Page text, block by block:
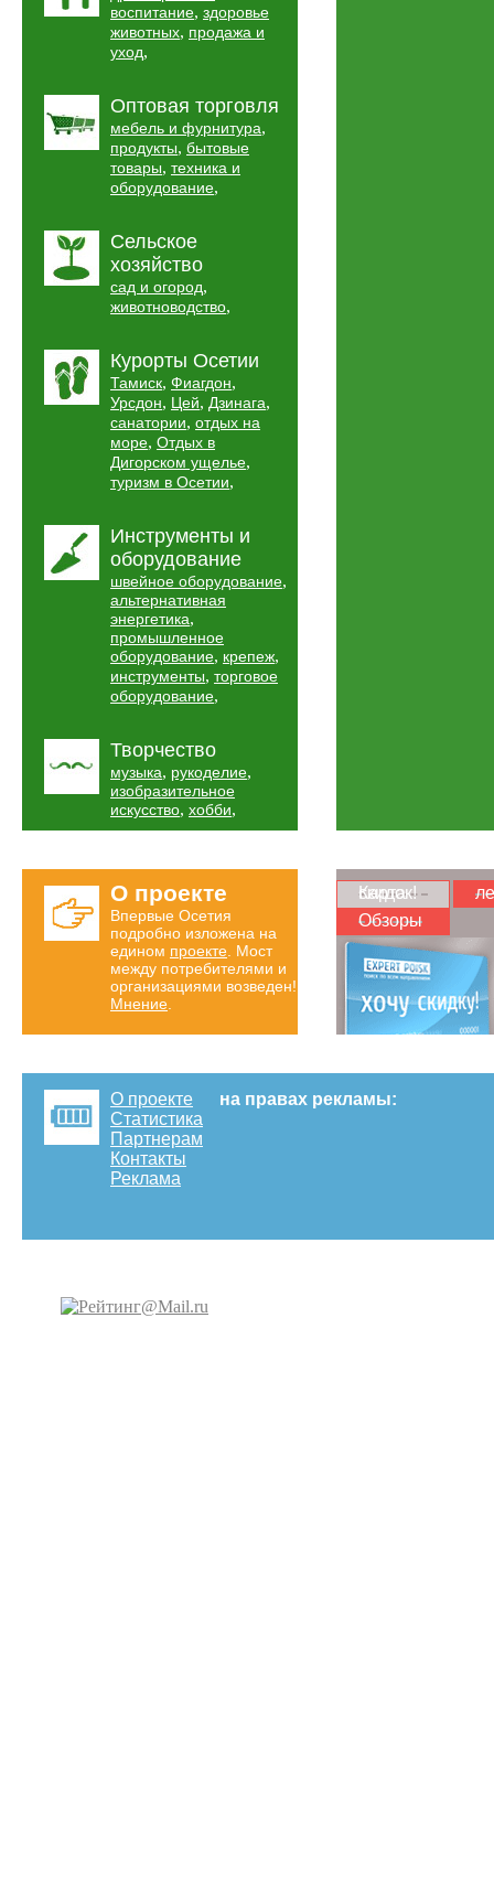
воспитание, здоровье
животных, продажа и
уход,
Оптовая торговля
мебель и фурнитура,
продукты, бытовые
товары, техника и
оборудование,
Сельское
хозяйство
сад и огород,
животноводство,
Курорты Осетии
Тамиск, Фиагдон,
Урсдон, Цей, Дзинага,
санатории, отдых на
море, Отдых в
Дигорском ущелье,
туризм в Осетии,
Инструменты и
оборудование
швейное оборудование,
альтернативная
энергетика,
промышленное
оборудование, крепеж,
инструменты, торговое
оборудование,
Творчество
музыка, рукоделие,
изобразительное
искусство, хобби,
О проекте
Впервые Осетия
подробно изложена на
едином проекте . Мост
между потребителями и
организациями возведен!
Мнение
Карта скидок!
Обзоры
О проекте
Статистика
Партнерам
Контакты
Реклама
на правах рекламы: